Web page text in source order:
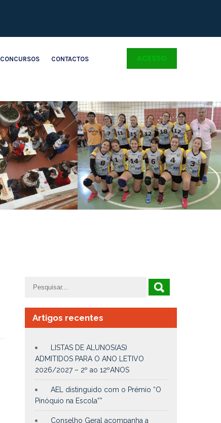
CONCURSOS CONTACTOS ACESSO
Artigos recentes
LISTAS DE ALUNOS(AS)
ADMITIDOS PARA O ANO LETIVO
2026/2027 – 2º ao 12ºANOS
AEL distinguido com o Prémio “O
Pinóquio na Escola””
Conselho Geral acompanha a